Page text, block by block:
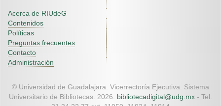
Acerca de RIUdeG
Contenidos
Políticas
Preguntas frecuentes
Contacto
Administración
© Universidad de Guadalajara. Vicerrectoría Ejecutiva. Sistema
Universitario de Bibliotecas. 2026. bibliotecadigital@udg.mx - Tel.